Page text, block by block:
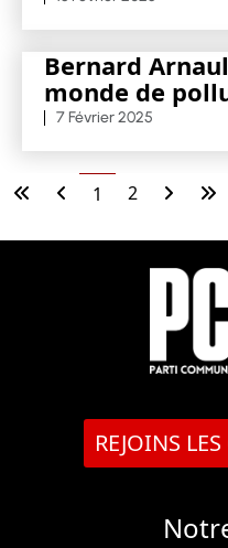
Bernard
monde de
7 Février 2025
1 2
REJOINS